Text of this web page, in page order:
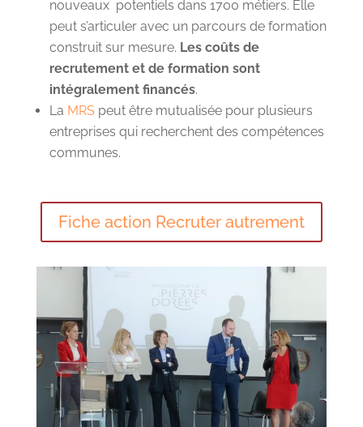
nouveaux potentiels dans 1700 métiers. Elle
peut s’articuler avec un parcours de formation
construit sur mesure. Les coûts de
recrutement et de formation sont
intégralement financés.
La MRS peut être mutualisée pour plusieurs
entreprises qui recherchent des compétences
communes.
Fiche action Recruter autrement